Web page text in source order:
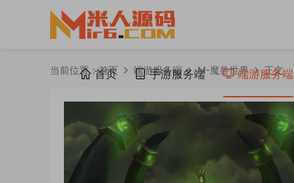
首页 手游服务端 端游服务端
当前位置：首页 端游服务端 M-魔兽世界 正文